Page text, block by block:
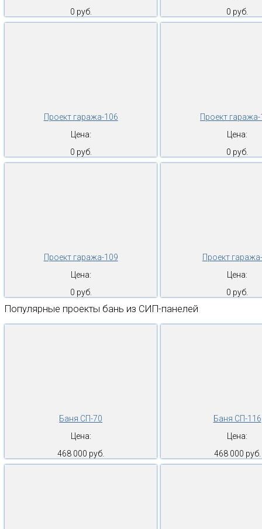
0 руб.
0 руб.
Проект гаража-106
Цена:
0 руб.
Проект
Цена:
0 руб.
Проект гаража-109
Цена:
0 руб.
Проект
Цена:
0 руб.
Популярные проекты бань из СИП-панелей
Баня СП-70
Цена:
468 000 руб.
Баня СП-116
Цена:
468 000 руб.